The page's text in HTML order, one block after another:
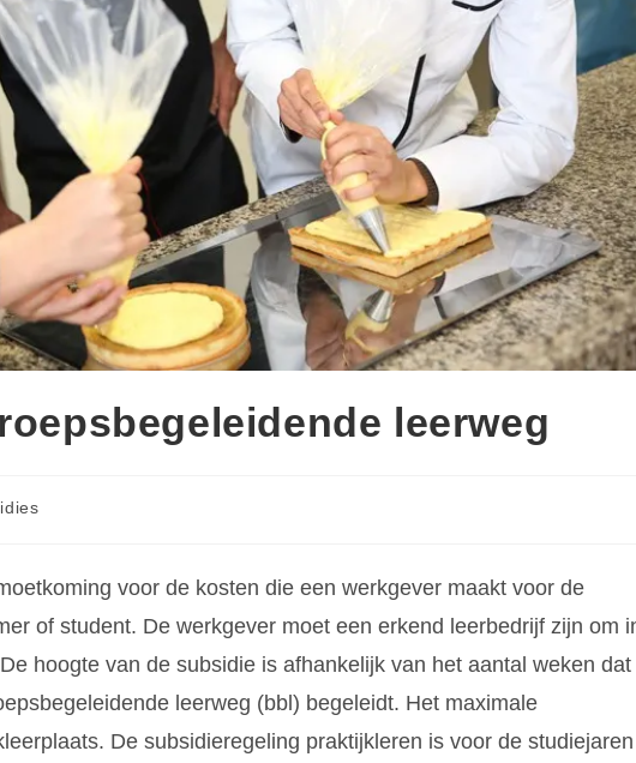
leerweg
voor de kosten die een werkgever maakt voor de
of student. De werkgever moet een erkend leerbedrijf zijn om
hoogte van de subsidie is afhankelijk van het aantal weken dat
leerweg (bbl) begeleidt. Het maximale
De subsidieregeling praktijkleren is voor de studiejaren